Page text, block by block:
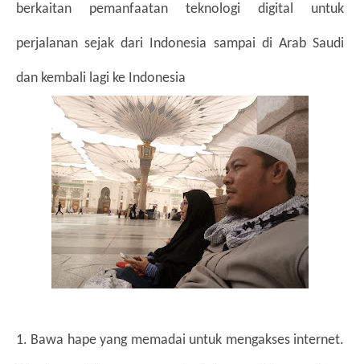
berkaitan pemanfaatan teknologi digital untuk
perjalanan sejak dari Indonesia sampai di Arab Saudi
dan kembali lagi ke Indonesia
1. Bawa hape yang memadai untuk mengakses internet.